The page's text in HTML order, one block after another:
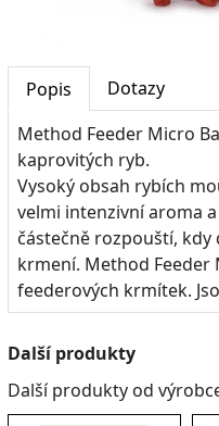
Popis
Dotazy
Method Feeder Micro
kaprovitých ryb.
Vysoký obsah rybích
velmi intenzivní aroma
částečně rozpouští,
krmení. Method Feeder
feederových krmítek.
Další produkty
Další produkty od